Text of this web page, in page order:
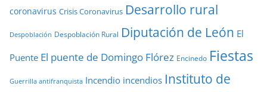
coronavirus Crisis Coronavirus Desarrollo rural
Despoblación Despoblación Rural Diputación de León El
Puente El puente de Domingo Flórez Encinedo Fiestas
Guerrilla antifranquista Incendio incendios Instituto de